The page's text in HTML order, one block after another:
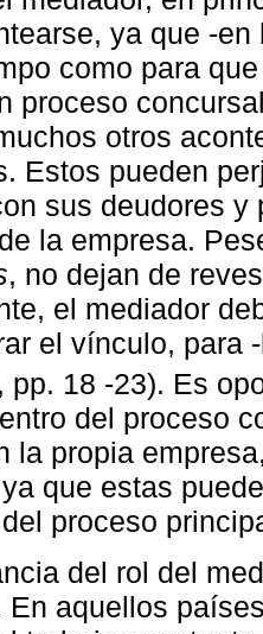
ya que -
como para
proceso
otros
Estos pueden
sus deudores
la empresa.
, no dejan de
el mediador
el vínculo, para
, pp. 18 -23). Es
del proceso
la propia
que estas
proceso
del rol del
En aquellos